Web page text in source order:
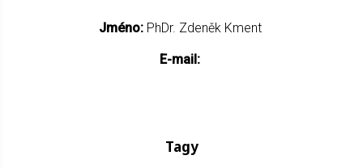
Jméno: PhDr. Zdeněk Kment
E-mail:
Tagy